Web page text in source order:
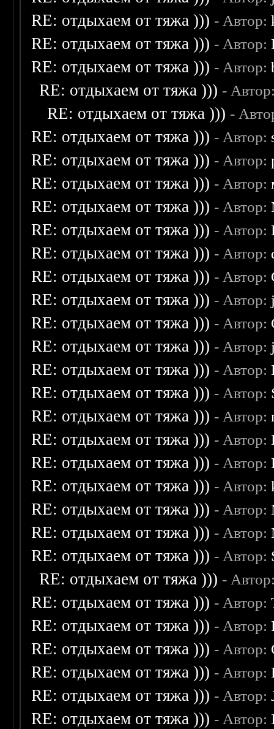
RE: отдыхаем от тяжа ))) - Автор:
RE: отдыхаем от тяжа ))) - Автор:
RE: отдыхаем от тяжа ))) - Автор:
RE: отдыхаем от тяжа ))) -
RE: отдыхаем от тяжа ))) -
RE: отдыхаем от тяжа ))) - Автор:
RE: отдыхаем от тяжа ))) - Автор:
RE: отдыхаем от тяжа ))) - Автор:
RE: отдыхаем от тяжа ))) - Автор:
RE: отдыхаем от тяжа ))) - Автор:
RE: отдыхаем от тяжа ))) - Автор:
RE: отдыхаем от тяжа ))) - Автор:
RE: отдыхаем от тяжа ))) - Автор:
RE: отдыхаем от тяжа ))) - Автор:
RE: отдыхаем от тяжа ))) - Автор:
RE: отдыхаем от тяжа ))) - Автор:
RE: отдыхаем от тяжа ))) - Автор:
RE: отдыхаем от тяжа ))) - Автор:
RE: отдыхаем от тяжа ))) - Автор:
RE: отдыхаем от тяжа ))) - Автор:
RE: отдыхаем от тяжа ))) - Автор:
RE: отдыхаем от тяжа ))) - Автор:
RE: отдыхаем от тяжа ))) - Автор:
RE: отдыхаем от тяжа ))) - Автор:
RE: отдыхаем от тяжа ))) -
RE: отдыхаем от тяжа ))) - Автор:
RE: отдыхаем от тяжа ))) - Автор:
RE: отдыхаем от тяжа ))) - Автор:
RE: отдыхаем от тяжа ))) - Автор:
RE: отдыхаем от тяжа ))) - Автор:
RE: отдыхаем от тяжа ))) - Автор: